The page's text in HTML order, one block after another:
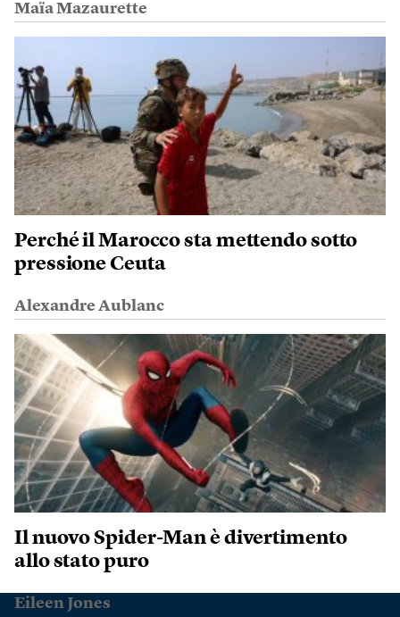
Maïa Mazaurette
Perché il Marocco sta mettendo sotto
pressione Ceuta
Alexandre Aublanc
Il nuovo Spider-Man è divertimento
allo stato puro
Eileen Jones